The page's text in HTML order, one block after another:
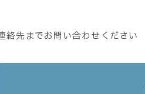
絡先までお問い合わせください